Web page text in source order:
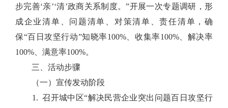
步完善‘亲’‘清’政商关系制度。”开展一次专题调研，形
成企业清单、问题清单、对策清单、责任清单，确
保“百日攻坚行动”知晓率100%、收集率100%、解决率
100%、满意率100%。
三、活动步骤
（一）宣传发动阶段
1. 召开城中区“解决民营企业突出问题百日攻坚行